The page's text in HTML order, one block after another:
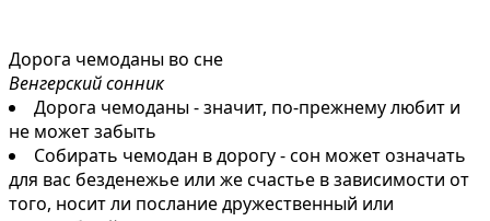
Дорога чемоданы во сне
Венгерский сонник
Дорога чемоданы - значит, по-прежнему любит и
не может забыть
Собирать чемодан в дорогу - сон может означать
для вас безденежье или же счастье в зависимости от
того, носит ли послание дружественный или